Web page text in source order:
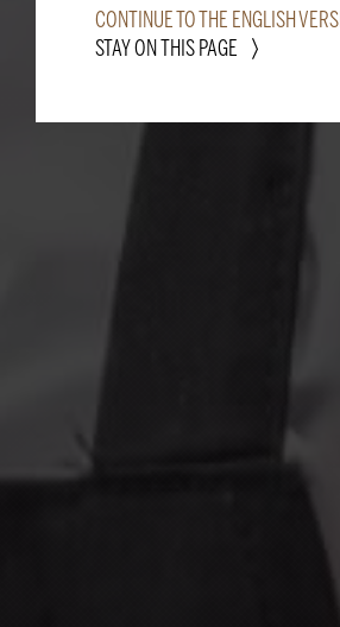
CONTINUE TO THE ENGLISH
STAY ON THIS PAGE